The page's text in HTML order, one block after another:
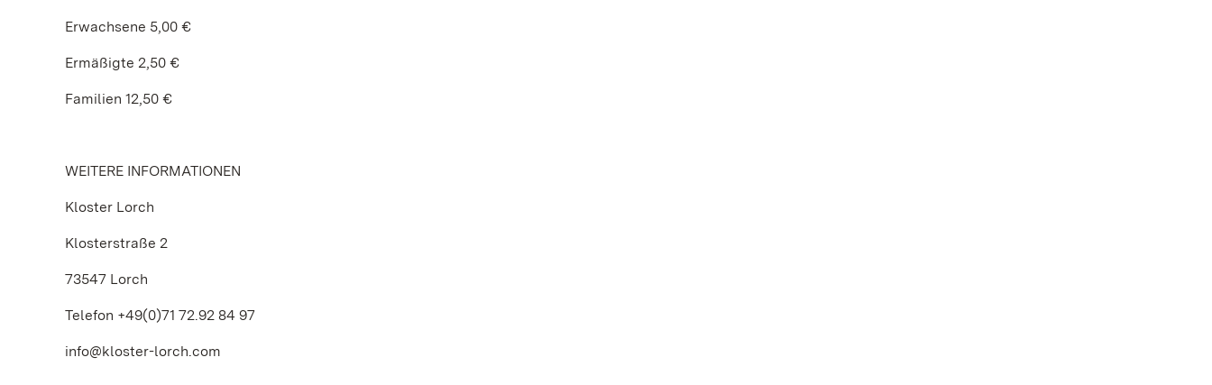
Erwachsene 5,00 €
Ermäßigte 2,50 €
Familien 12,50 €
WEITERE INFORMATIONEN
Kloster Lorch
Klosterstraße 2
73547 Lorch
Telefon +49(0)71 72.92 84 97
info@kloster-lorch.com